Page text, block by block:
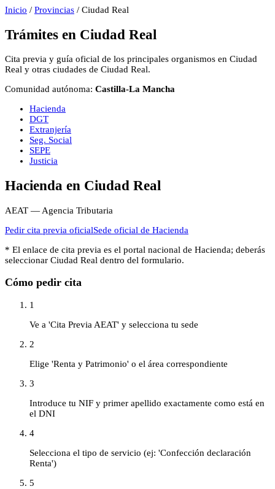
Inicio / Provincias / Ciudad Real
Trámites en Ciudad Real
Cita previa y guía oficial de los principales organismos en Ciudad
Real y otras ciudades de Ciudad Real.
Comunidad autónoma: Castilla-La Mancha
Hacienda
DGT
Extranjería
Seg. Social
SEPE
Justicia
Hacienda en Ciudad Real
AEAT — Agencia Tributaria
Pedir cita previa oficialSede oficial de Hacienda
* El enlace de cita previa es el portal nacional de Hacienda; deberás
seleccionar Ciudad Real dentro del formulario.
Cómo pedir cita
1
Ve a 'Cita Previa AEAT' y selecciona tu sede
2
Elige 'Renta y Patrimonio' o el área correspondiente
3
Introduce tu NIF y primer apellido exactamente como está en
el DNI
4
Selecciona el tipo de servicio (ej: 'Confección declaración
Renta')
5